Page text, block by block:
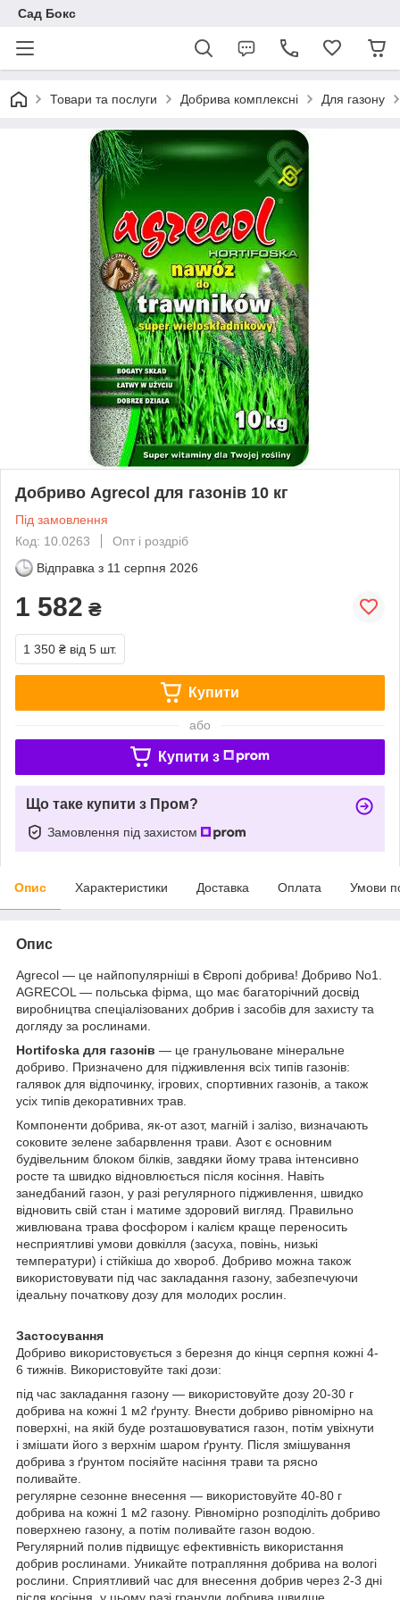
Сад Бокс
Товари та послуги Добрива комплексні Для газону
Добриво Agrecol для газонів 10 кг
Під замовлення
Код: 10.0263
Опт і роздріб
Відправка з 11 серпня 2026
1 582 ₴
1 350 ₴ від 5 шт.
Купити
або
Купити з
Що таке купити з Пром?
Замовлення під захистом
Опис Характеристики Доставка Оплата Умови
Опис
Agrecol — це найпопулярніші в Європі добрива! Добриво No1.
AGRECOL — польська фірма, що має багаторічний досвід
виробництва спеціалізованих добрив і засобів для захисту та
догляду за рослинами.
Hortifoska для газонів — це гранульоване мінеральне
добриво. Призначено для підживлення всіх типів газонів:
галявок для відпочинку, ігрових, спортивних газонів, а також
усіх типів декоративних трав.
Компоненти добрива, як-от азот, магній і залізо, визначають
соковите зелене забарвлення трави. Азот є основним
будівельним блоком білків, завдяки йому трава інтенсивно
росте та швидко відновлюється після косіння. Навіть
занедбаний газон, у разі регулярного підживлення, швидко
відновить свій стан і матиме здоровий вигляд. Правильно
живлювана трава фосфором і калієм краще переносить
несприятливі умови довкілля (засуха, повінь, низькі
температури) і стійкіша до хвороб. Добриво можна також
використовувати під час закладання газону, забезпечуючи
ідеальну початкову дозу для молодих рослин.
Застосування
Добриво використовується з березня до кінця серпня кожні 4-
6 тижнів. Використовуйте такі дози:
під час закладання газону — використовуйте дозу 20-30 г
добрива на кожні 1 м2 ґрунту. Внести добриво рівномірно на
поверхні, на якій буде розташовуватися газон, потім увіхнути
і змішати його з верхнім шаром ґрунту. Після змішування
добрива з ґрунтом посіяйте насіння трави та рясно
поливайте.
регулярне сезонне внесення — використовуйте 40-80 г
добрива на кожні 1 м2 газону. Рівномірно розподіліть добриво
поверхнею газону, а потім поливайте газон водою.
Регулярний полив підвищує ефективність використання
добрив рослинами. Уникайте потрапляння добрива на вологі
рослини. Сприятливий час для внесення добрив через 2-3 дні
після косіння, у цьому разі гранули добрива швидше